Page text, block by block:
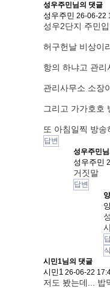
성우주민님의 댓글
성우주민 26-06-22
성우2단지 주민
허구헌날 비상이
항의 하냐고 관
관리사무소 소장
그리고 가가호호
또 아침일찍 방
답변
성우주민님
성우주민
거짓말
답변
시민1님의 댓글
시민1 26-06-22
저도 봤는데... 밥